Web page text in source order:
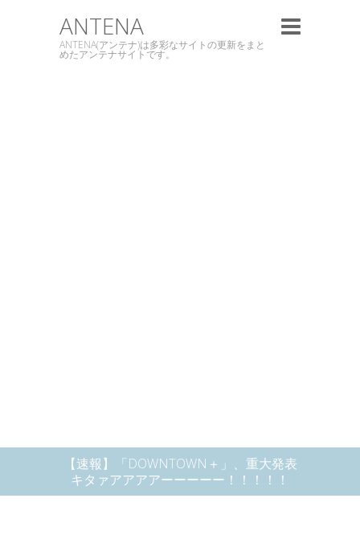
ANTENA
ANTENA(アンテナ)は多彩なサイトの更新をまと
めたアンテナサイトです。
【速報】「DOWNTOWN＋」、重大発表
キタァアアアアーーーーー！！！！！